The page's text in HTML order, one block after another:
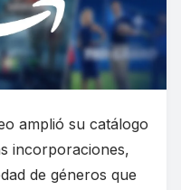
amplió su catálogo
incorporaciones,
de géneros que